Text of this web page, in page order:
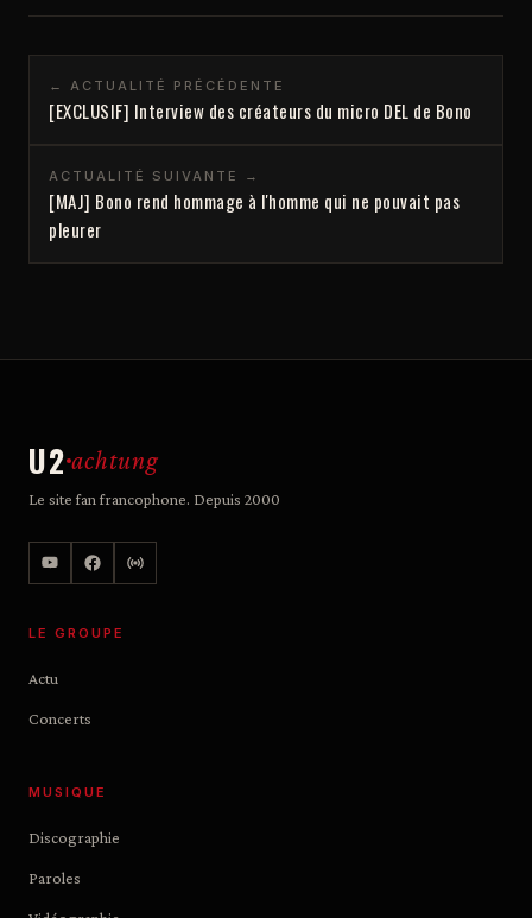
← ACTUALITÉ PRÉCÉDENTE
[EXCLUSIF] Interview des créateurs du micro DEL de Bono
ACTUALITÉ SUIVANTE →
[MAJ] Bono rend hommage à l'homme qui ne pouvait pas
pleurer
U2 achtung
Le site fan francophone. Depuis 2000
LE GROUPE
Actu
Concerts
MUSIQUE
Discographie
Paroles